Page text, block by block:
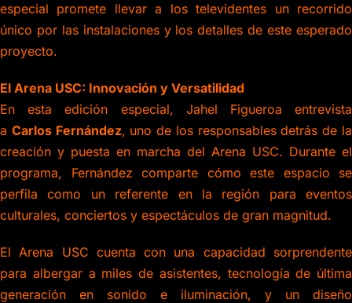
especial promete llevar a los televidentes un recorrido
único por las instalaciones y los detalles de este esperado
proyecto.
El Arena USC: Innovación y Versatilidad
En esta edición especial, Jahel Figueroa entrevista
a Carlos Fernández, uno de los responsables detrás de la
creación y puesta en marcha del Arena USC. Durante el
programa, Fernández comparte cómo este espacio se
perfila como un referente en la región para eventos
culturales, conciertos y espectáculos de gran magnitud.
El Arena USC cuenta con una capacidad sorprendente
para albergar a miles de asistentes, tecnología de última
generación en sonido e iluminación, y un diseño